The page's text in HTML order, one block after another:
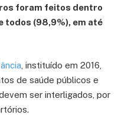
foram feitos dentro
todos (98,9%), em até
, instituído em 2016,
de saúde públicos e
ser interligados, por